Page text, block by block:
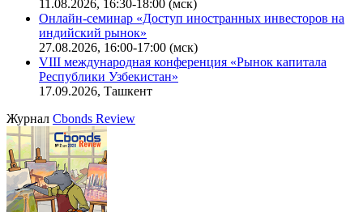
11.08.2026, 16:30-18:00 (мск)
Онлайн-семинар «Доступ иностранных инвесторов на
индийский рынок»
27.08.2026, 16:00-17:00 (мск)
VIII международная конференция «Рынок капитала
Республики Узбекистан»
17.09.2026, Ташкент
Журнал Cbonds Review